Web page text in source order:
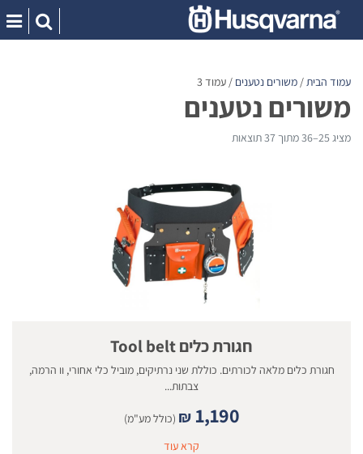
content
עמוד הבית/ משורים נטענים / עמוד 3
משורים נטענים
מציג 25–36 מתוך 37 תוצאות
חגורת כלים Tool belt
חגורת כלים מלאה לכורתים. כוללת שני נרתיקים, מוביל כלי אחורי, וו הרמה,
צבתות...
₪ 1,190
(כולל מע"מ)
קרא עוד